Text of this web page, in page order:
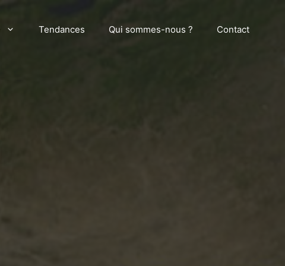
Tendances Qui sommes-nous ? Contact